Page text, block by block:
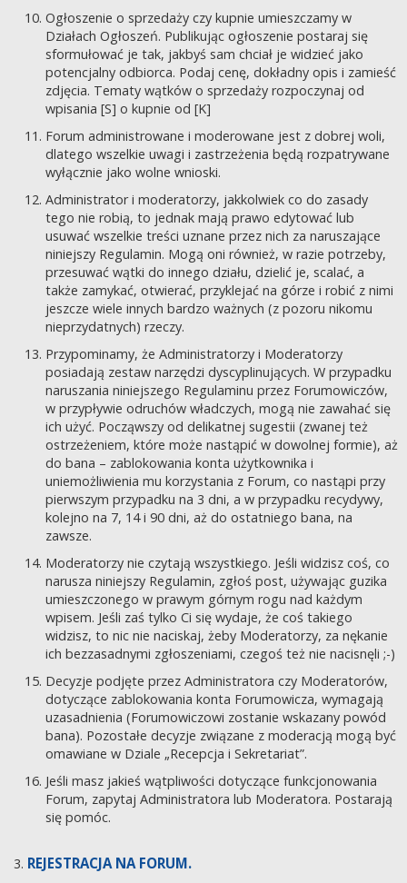
Ogłoszenie o sprzedaży czy kupnie umieszczamy w
Działach Ogłoszeń. Publikując ogłoszenie postaraj się
sformułować je tak, jakbyś sam chciał je widzieć jako
potencjalny odbiorca. Podaj cenę, dokładny opis i zamieść
zdjęcia. Tematy wątków o sprzedaży rozpoczynaj od
wpisania [S] o kupnie od [K]
Forum administrowane i moderowane jest z dobrej woli,
dlatego wszelkie uwagi i zastrzeżenia będą rozpatrywane
wyłącznie jako wolne wnioski.
Administrator i moderatorzy, jakkolwiek co do zasady
tego nie robią, to jednak mają prawo edytować lub
usuwać wszelkie treści uznane przez nich za naruszające
niniejszy Regulamin. Mogą oni również, w razie potrzeby,
przesuwać wątki do innego działu, dzielić je, scalać, a
także zamykać, otwierać, przyklejać na górze i robić z nimi
jeszcze wiele innych bardzo ważnych (z pozoru nikomu
nieprzydatnych) rzeczy.
Przypominamy, że Administratorzy i Moderatorzy
posiadają zestaw narzędzi dyscyplinujących. W przypadku
naruszania niniejszego Regulaminu przez Forumowiczów,
w przypływie odruchów władczych, mogą nie zawahać się
ich użyć. Począwszy od delikatnej sugestii (zwanej też
ostrzeżeniem, które może nastąpić w dowolnej formie), aż
do bana – zablokowania konta użytkownika i
uniemożliwienia mu korzystania z Forum, co nastąpi przy
pierwszym przypadku na 3 dni, a w przypadku recydywy,
kolejno na 7, 14 i 90 dni, aż do ostatniego bana, na
zawsze.
Moderatorzy nie czytają wszystkiego. Jeśli widzisz coś, co
narusza niniejszy Regulamin, zgłoś post, używając guzika
umieszczonego w prawym górnym rogu nad każdym
wpisem. Jeśli zaś tylko Ci się wydaje, że coś takiego
widzisz, to nic nie naciskaj, żeby Moderatorzy, za nękanie
ich bezzasadnymi zgłoszeniami, czegoś też nie nacisnęli ;-)
Decyzje podjęte przez Administratora czy Moderatorów,
dotyczące zablokowania konta Forumowicza, wymagają
uzasadnienia (Forumowiczowi zostanie wskazany powód
bana). Pozostałe decyzje związane z moderacją mogą być
omawiane w Dziale „Recepcja i Sekretariat”.
Jeśli masz jakieś wątpliwości dotyczące funkcjonowania
Forum, zapytaj Administratora lub Moderatora. Postarają
się pomóc.
REJESTRACJA NA FORUM.